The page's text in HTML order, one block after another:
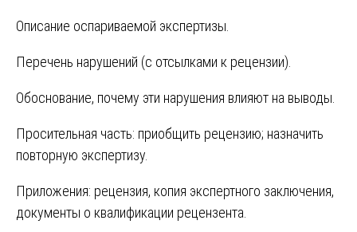
Описание оспариваемой экспертизы.
Перечень нарушений (с отсылками к рецензии).
Обоснование, почему эти нарушения влияют на выводы.
Просительная часть: приобщить рецензию; назначить
повторную экспертизу.
Приложения: рецензия, копия экспертного заключения,
документы о квалификации рецензента.